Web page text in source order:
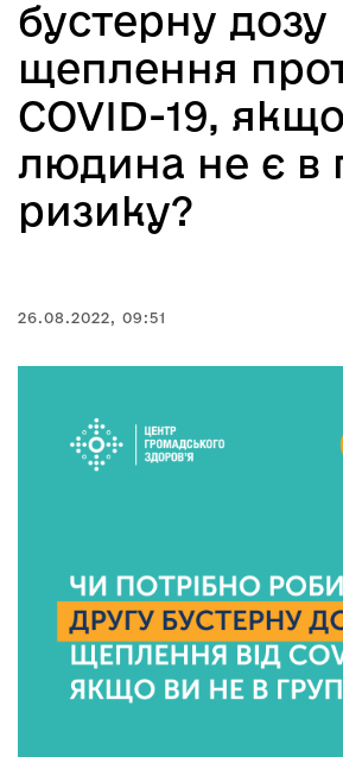
бустерну дозу
щеплення
COVID-19, якщо
людина не є в
ризику?
26.08.2022, 09:51